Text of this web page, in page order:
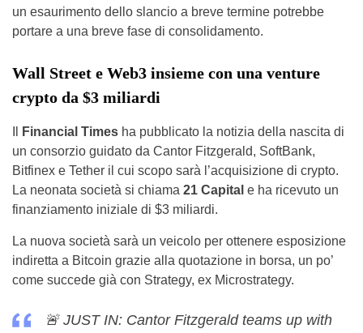
un esaurimento dello slancio a breve termine potrebbe
portare a una breve fase di consolidamento.
Wall Street e Web3 insieme con una venture
crypto da $3 miliardi
Financial Times ha pubblicato la notizia della nascita di
un consorzio guidato da Cantor Fitzgerald, SoftBank,
Bitfinex e Tether il cui scopo sarà l’acquisizione di crypto.
La neonata società si chiama 21 Capital e ha ricevuto un
finanziamento iniziale di $3 miliardi.
La nuova società sarà un veicolo per ottenere esposizione
indiretta a Bitcoin grazie alla quotazione in borsa, un po’
come succede già con Strategy, ex Microstrategy.
🚨 JUST IN: Cantor Fitzgerald teams up with